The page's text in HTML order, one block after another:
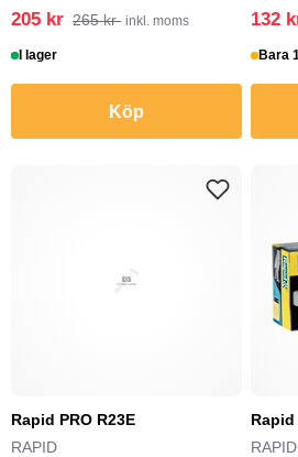
205 kr 265 kr inkl. moms
I lager
Köp
132
Bara
Rapid PRO R23E
RAPID
Rapid
RAPID